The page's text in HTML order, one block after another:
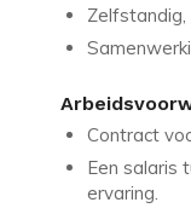
Contract
Een salaris
ervaring.